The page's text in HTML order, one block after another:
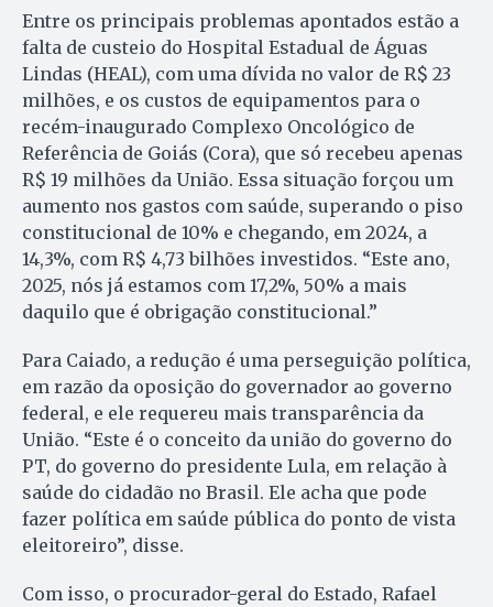
Entre os principais problemas apontados estão a
falta de custeio do Hospital Estadual de Águas
Lindas (HEAL), com uma dívida no valor de R$ 23
milhões, e os custos de equipamentos para o
recém-inaugurado Complexo Oncológico de
Referência de Goiás (Cora), que só recebeu apenas
R$ 19 milhões da União. Essa situação forçou um
aumento nos gastos com saúde, superando o piso
constitucional de 10% e chegando, em 2024, a
14,3%, com R$ 4,73 bilhões investidos. “Este ano,
2025, nós já estamos com 17,2%, 50% a mais
daquilo que é obrigação constitucional.”
Para Caiado, a redução é uma perseguição política,
em razão da oposição do governador ao governo
federal, e ele requereu mais transparência da
União. “Este é o conceito da união do governo do
PT, do governo do presidente Lula, em relação à
saúde do cidadão no Brasil. Ele acha que pode
fazer política em saúde pública do ponto de vista
eleitoreiro”, disse.
Com isso, o procurador-geral do Estado, Rafael